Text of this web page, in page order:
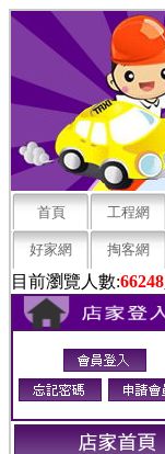
首頁 工程網
好家網 掏客網
目前瀏覽人數:66248